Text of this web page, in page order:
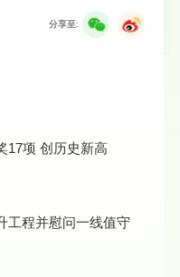
分享至:
华农获广东省哲社优秀成果奖17项 创历史新高
工程并慰问一线值守